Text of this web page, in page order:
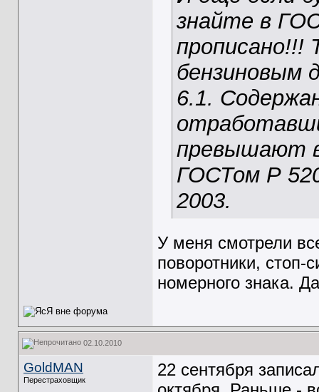
знайте в
прописано!!!
бензиновым
6.1.
превышают
ГОСТом Р
2003.
У меня смотрели
поворотники, стоп-
номерного знака.
02.10.2010
GoldMAN
Перестраховщик
22 сентября